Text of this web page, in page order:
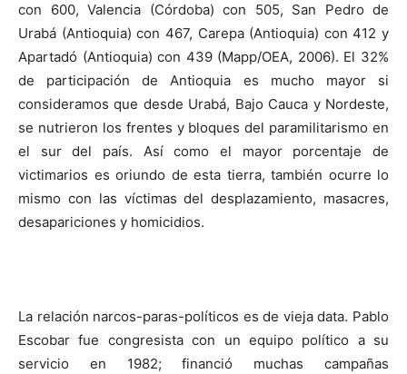
con 600, Valencia (Córdoba) con 505, San Pedro de
Urabá (Antioquia) con 467, Carepa (Antioquia) con 412 y
Apartadó (Antioquia) con 439 (Mapp/OEA, 2006). El 32%
de participación de Antioquia es mucho mayor si
consideramos que desde Urabá, Bajo Cauca y Nordeste,
se nutrieron los frentes y bloques del paramilitarismo en
el sur del país. Así como el mayor porcentaje de
victimarios es oriundo de esta tierra, también ocurre lo
mismo con las víctimas del desplazamiento, masacres,
desapariciones y homicidios.
La relación narcos-paras-políticos es de vieja data. Pablo
Escobar fue congresista con un equipo político a su
servicio en 1982; financió muchas campañas